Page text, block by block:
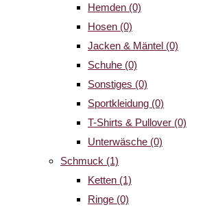
Hemden (0)
Hosen (0)
Jacken & Mäntel (0)
Schuhe (0)
Sonstiges (0)
Sportkleidung (0)
T-Shirts & Pullover (0)
Unterwäsche (0)
Schmuck (1)
Ketten (1)
Ringe (0)